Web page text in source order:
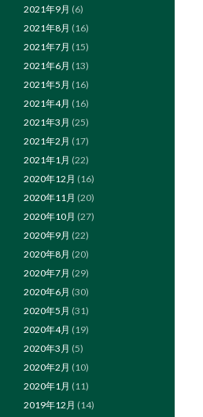
2021年9月 (6)
2021年8月 (16)
2021年7月 (15)
2021年6月 (13)
2021年5月 (16)
2021年4月 (16)
2021年3月 (25)
2021年2月 (17)
2021年1月 (22)
2020年12月 (16)
2020年11月 (20)
2020年10月 (27)
2020年9月 (22)
2020年8月 (20)
2020年7月 (29)
2020年6月 (30)
2020年5月 (31)
2020年4月 (19)
2020年3月 (5)
2020年2月 (10)
2020年1月 (11)
2019年12月 (14)